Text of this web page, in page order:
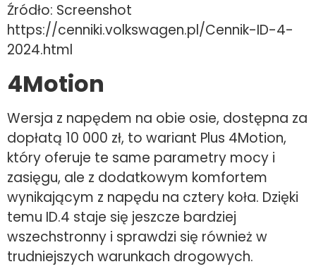
Źródło: Screenshot
https://cenniki.volkswagen.pl/Cennik-ID-4-
2024.html
4Motion
Wersja z napędem na obie osie, dostępna za
dopłatą 10 000 zł, to wariant Plus 4Motion,
który oferuje te same parametry mocy i
zasięgu, ale z dodatkowym komfortem
wynikającym z napędu na cztery koła. Dzięki
temu ID.4 staje się jeszcze bardziej
wszechstronny i sprawdzi się również w
trudniejszych warunkach drogowych.